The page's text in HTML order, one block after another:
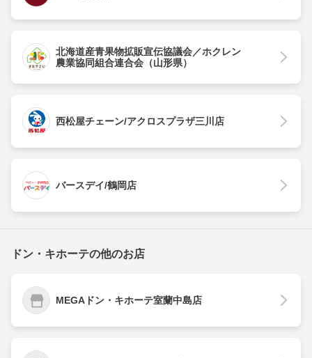
北海道産青果物拡販宣伝協議会／ホクレン
農業協同組合連合会（山形県）
西松屋チェーン/アクロスプラザ三川店
バースデイ/鶴岡店
ドン・キホーテの他のお店
MEGAドン・キホーテ室蘭中島店